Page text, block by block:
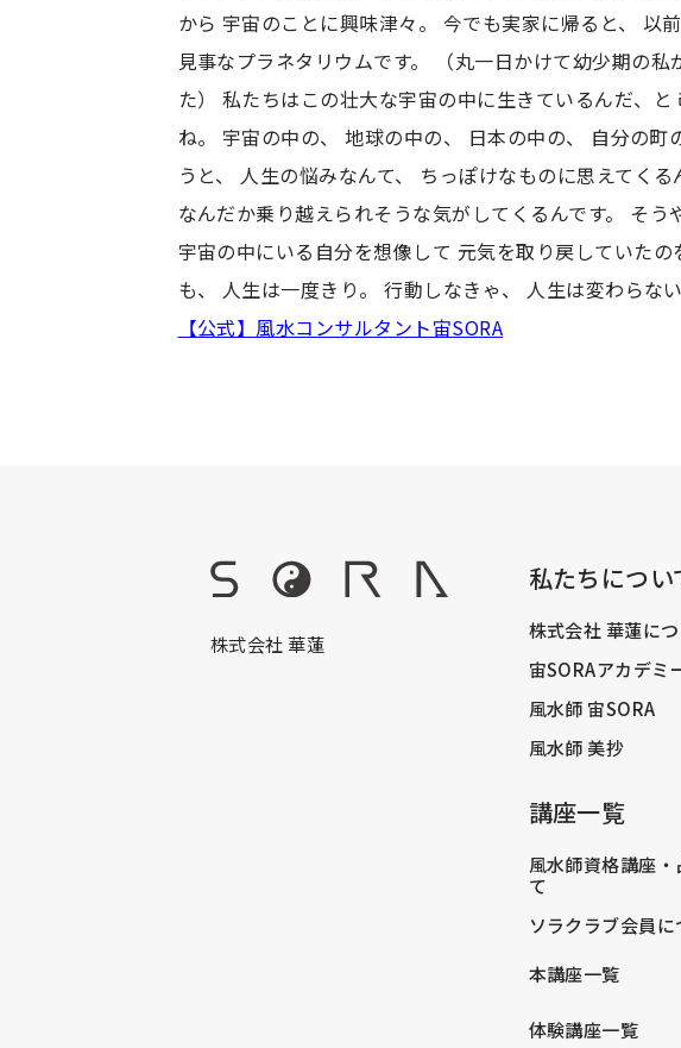
から 宇宙のことに興味津々。 今でも実家に帰ると、 以
見事なプラネタリウムです。 （丸一日かけて幼少期の
た） 私たちはこの壮大な宇宙の中に生きているんだ、
ね。 宇宙の中の、 地球の中の、 日本の中の、 自分の
うと、 人生の悩みなんて、 ちっぽけなものに思えてくる
なんだか乗り越えられそうな気がしてくるんです。 そ
宇宙の中にいる自分を想像して 元気を取り戻していた
も、 人生は一度きり。 行動しなきゃ、 人生は変わらな
【公式】風水コンサルタント宙SORA
株式会社 華蓮
私たちについ
株式会社 華蓮に
宙SORAアカデミ
風水師 宙SORA
風水師 美抄
講座一覧
風水師資格講座
て
ソラクラブ会員に
本講座一覧
体験講座一覧